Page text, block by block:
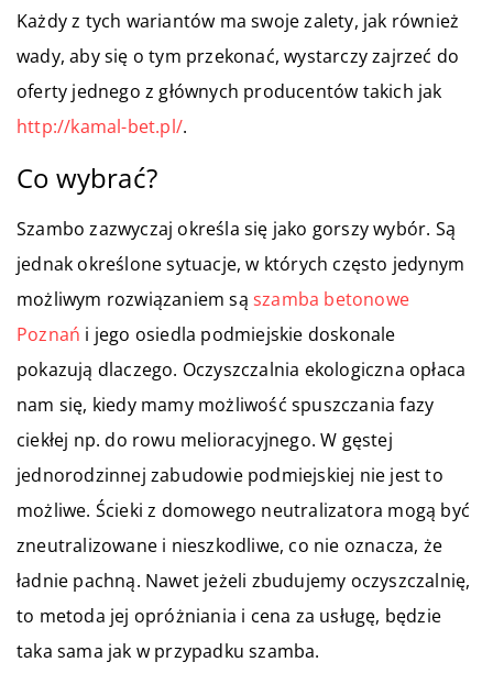
Każdy z tych wariantów ma swoje zalety, jak również
wady, aby się o tym przekonać, wystarczy zajrzeć do
oferty jednego z głównych producentów takich jak
http://kamal-bet.pl/.
Co wybrać?
Szambo zazwyczaj określa się jako gorszy wybór. Są
jednak określone sytuacje, w których często jedynym
możliwym rozwiązaniem są szamba betonowe
Poznań i jego osiedla podmiejskie doskonale
pokazują dlaczego. Oczyszczalnia ekologiczna opłaca
nam się, kiedy mamy możliwość spuszczania fazy
ciekłej np. do rowu melioracyjnego. W gęstej
jednorodzinnej zabudowie podmiejskiej nie jest to
możliwe. Ścieki z domowego neutralizatora mogą być
zneutralizowane i nieszkodliwe, co nie oznacza, że
ładnie pachną. Nawet jeżeli zbudujemy oczyszczalnię,
to metoda jej opróżniania i cena za usługę, będzie
taka sama jak w przypadku szamba.